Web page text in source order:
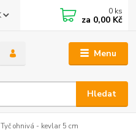
Menu
Hledat
0 ks
za 0,00 Kč
Tyč ohnivá - kevlar 5 cm